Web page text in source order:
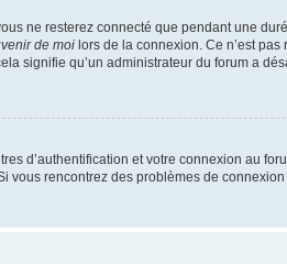
ne resterez connecté que pendant une
de moi lors de la connexion. Ce n’est
signifie qu’un administrateur du forum a
d’authentification et votre connexion au
rencontrez des problèmes de